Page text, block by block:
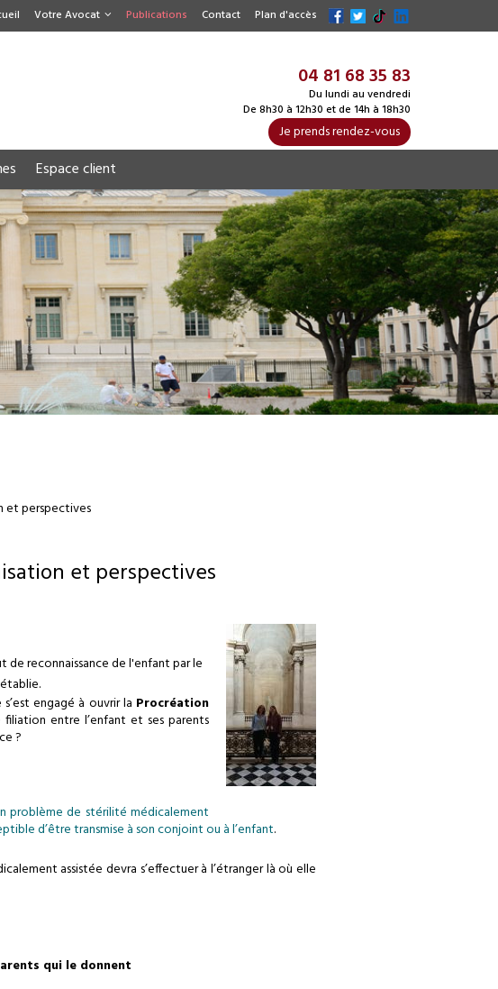
Votre Avocat Publications Contact Plan d'accès
04 81 68 35 83
Du lundi au vendredi
De 8h30 à 12h30 et de 14h à 18h30
Je prends rendez-vous
Espace client
et perspectives
et perspectives
de reconnaissance de l'enfant par le
engagé à ouvrir la Procréation
entre l’enfant et ses parents
?
problème de stérilité médicalement
d’être transmise à son conjoint ou à l’enfant.
assistée devra s’effectuer à l’étranger là où elle
qui le donnent